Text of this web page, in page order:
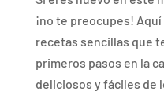
¡no te preocupes!
recetas sencillas que
primeros pasos en la
deliciosos y fáciles de